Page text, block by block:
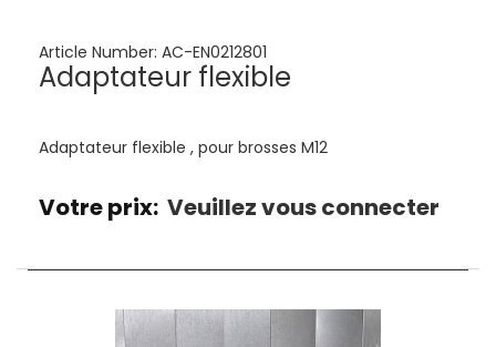
Article Number: AC-EN0212801
Adaptateur flexible
Adaptateur flexible , pour brosses M12
Votre prix: Veuillez vous connecter